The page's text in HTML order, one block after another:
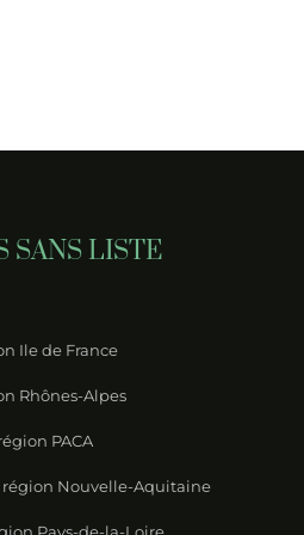
SANS LISTE
Ile de France
Rhônes-Alpes
PACA
Nouvelle-Aquitaine
Pays-de-la-Loire